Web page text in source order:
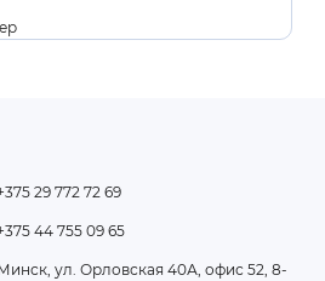
29 772 72 69
44 755 09 65
ул. Орловская 40А, офис 52, 8-